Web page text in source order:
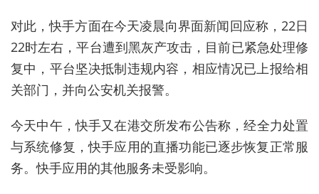
对此 ，快手方面在今天凌晨向界面新闻回应称， 22日
22时左右，平台遭到黑灰产攻击，目前已紧急处理修
复中，平台坚决抵制违规内容，相应情况已上报给相
关部门，并向公安机关报警。
今天中午，快手又在港交所发布公告称 ，经全力处置
与系统修复，快手应用的直播功能已逐步恢复正常服
务。快手应用的其他服务未受影响。